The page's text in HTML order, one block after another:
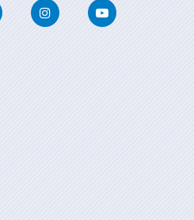
Twitter InstagramYoutube